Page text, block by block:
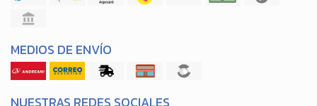
MEDIOS DE ENVÍO